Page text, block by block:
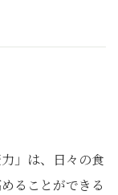
」は、日々の食
ることができる